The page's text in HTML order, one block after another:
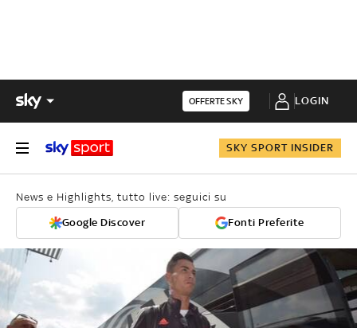
OFFERTE SKY LOGIN
SKY SPORT INSIDER
News e Highlights, tutto live: seguici su
Google Discover Fonti Preferite